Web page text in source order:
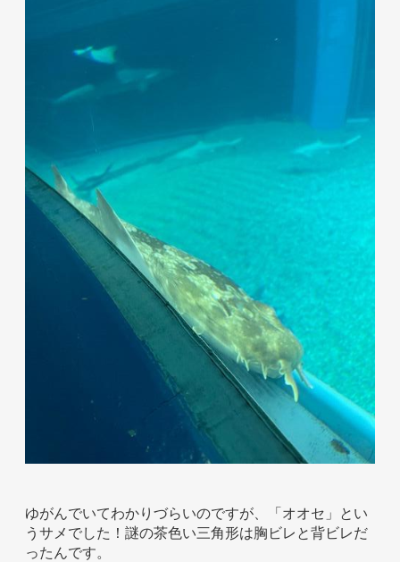
ゆがんでいてわかりづらいのですが、「オオセ」とい
うサメでした！謎の茶色い三角形は胸ビレと背ビレだ
ったんです。